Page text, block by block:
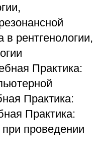
рентгенологии,
Практика:
Практика:
Практика:
проведении